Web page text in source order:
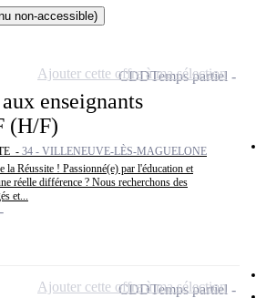
non-accessible)
enseignants
(H/F)
- 34 - VILLENEUVE-LÈS-MAGUELONE
la Réussite ! Passionné(e) par l'éducation et
réelle différence ? Nous recherchons des
et...
CDDTemps partiel
Ajouter cette offre à ma sélection
CDDTemps partiel
Ajouter cette offre à ma sélection